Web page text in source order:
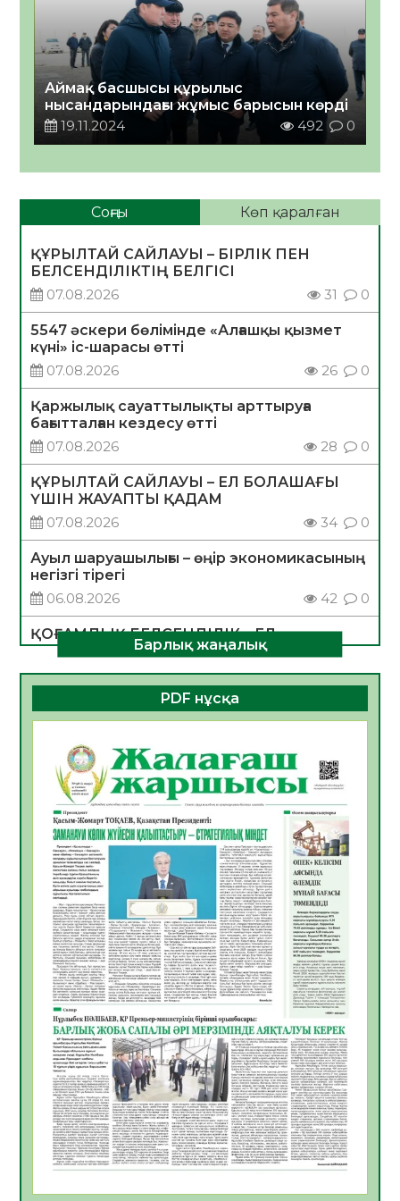
Аймақ басшысы құрылыс
нысандарындағы жұмыс барысын көрді
19.11.2024
492 0
Соңғы Көп қаралған
ҚҰРЫЛТАЙ САЙЛАУЫ – БІРЛІК ПЕН
БЕЛСЕНДІЛІКТІҢ БЕЛГІСІ
07.08.2026
31 0
5547 әскери бөлімінде «Алғашқы қызмет
күні» іс-шарасы өтті
07.08.2026
26 0
Қаржылық сауаттылықты арттыруға
бағытталған кездесу өтті
07.08.2026
28 0
ҚҰРЫЛТАЙ САЙЛАУЫ – ЕЛ БОЛАШАҒЫ
ҮШІН ЖАУАПТЫ ҚАДАМ
07.08.2026
34 0
Ауыл шаруашылығы – өңір экономикасының
негізгі тірегі
06.08.2026
42 0
ҚОҒАМДЫҚ БЕЛСЕНДІЛІК – ЕЛ
ДАМУЫНЫҢ НЕГІЗІ
06.08.2026
39 0
ҚҰРЫЛТАЙ САЙЛАУЫ – БОЛАШАҚҚА
06.08.2026
Инфекциялық ауруларға қарсы иммундау
жұмыстарының тиімділігі
06.08.2026
44
Көкжөтел ауруы туралы
06.08.2026
39
АПВ вакцинасы туралы мәлімет
06.08.2026
39
Open Air: Қызылорда облысы полиция
департаменті 20 мыңнан астам
көрерменнің қауіпсіздігін қамтамасыз етті
06.08.2026
51
ҚЫЗЫЛОРДАДА «САНАЛЫ ҰРПАҚ –
ЖАРҚЫН БОЛАШАҚ» АТТЫ КЕҢЕЙТІЛГЕН
МӘЖІЛІС ӨТТІ
05.08.2026
52
Қазақстан Орталық Азиядағы көшуге ең
Барлық жаңалық
PDF нұсқа